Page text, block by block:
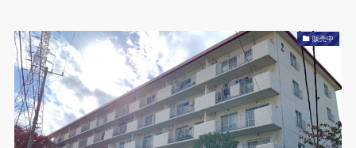
販売中